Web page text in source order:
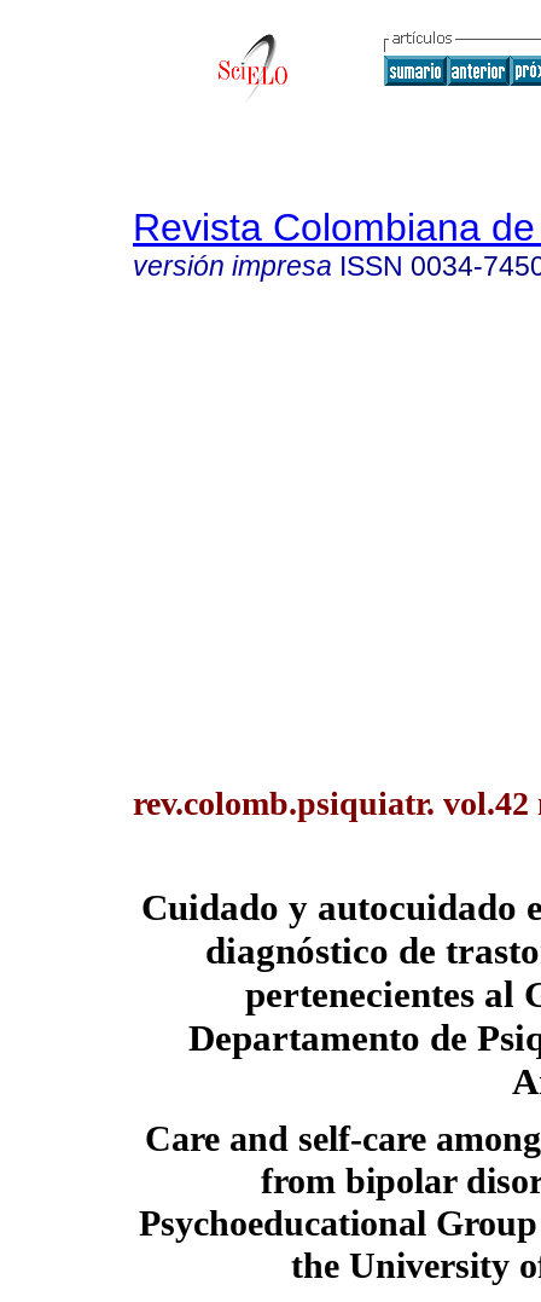
Revista Colombiana
versión impresa ISSN 0034-
rev.colomb.psiquiatr. vol.42
Cuidado y autocuidado
diagnóstico de
pertenecientes al
Departamento de
Care and self-care
from bipolar
Psychoeducational
the University